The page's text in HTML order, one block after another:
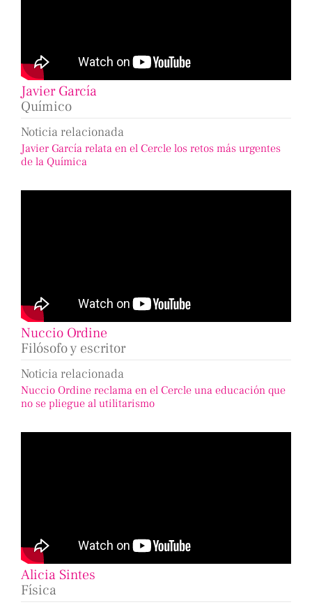
Javier García
Químico
Noticia relacionada
Javier García relata en el Cercle los retos más urgentes
de la Química
Nuccio Ordine
Filósofo y escritor
Noticia relacionada
Nuccio Ordine reclama en el Cercle una educación que
no se pliegue al utilitarismo
Alicia Sintes
Física